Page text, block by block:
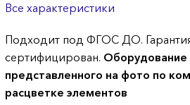
Все характеристики
Подходит под ФГОС ДО.
сертифицирован. Оборудование
представленного на фото по
расцветке элементов